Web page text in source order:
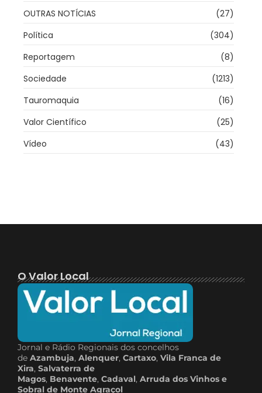
OUTRAS NOTÍCIAS
(27)
Política
(304)
Reportagem
(8)
Sociedade
(1213)
Tauromaquia
(16)
Valor Científico
(25)
Vídeo
(43)
O Valor Local
Jornal e Rádio Regionais dos concelhos
de Azambuja, Alenquer, Cartaxo, Vila Franca de
Xira, Salvaterra de
Magos, Benavente, Cadaval, Arruda dos Vinhos e
Sobral de Monte Agraçol